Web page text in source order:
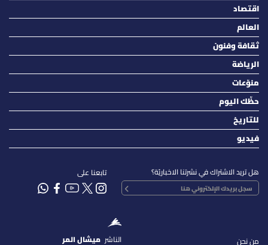
اقتصاد
العالم
ثقافة وفنون
الرياضة
منوّعات
حظّك اليوم
للتاريخ
فيديو
هل تريد الاشتراك في نشرتنا الاخباريّة؟ تابعنا على
من نحن الناشر ميشال المر